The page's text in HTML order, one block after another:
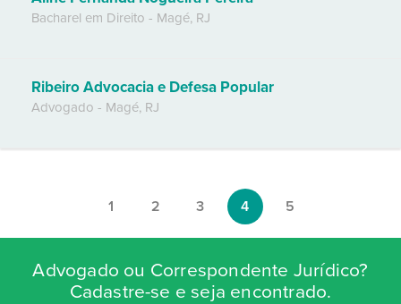
Bacharel em Direito - Magé, RJ
Ribeiro Advocacia e Defesa Popular
Advogado - Magé, RJ
1 2 3 4 5
Advogado ou Correspondente Jurídico?
Cadastre-se e seja encontrado.